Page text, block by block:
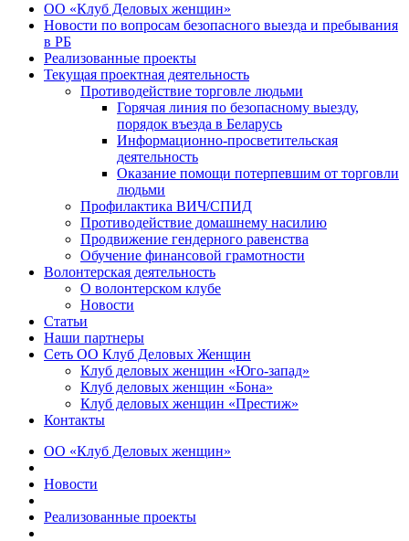
ОО «Клуб Деловых женщин»
Новости по вопросам безопасного выезда и пребывания
в РБ
Реализованные проекты
Текущая проектная деятельность
Противодействие торговле людьми
Горячая линия по безопасному выезду,
порядок въезда в Беларусь
Информационно-просветительская
деятельность
Оказание помощи потерпевшим от торговли
людьми
Профилактика ВИЧ/СПИД
Противодействие домашнему насилию
Продвижение гендерного равенства
Обучение финансовой грамотности
Волонтерская деятельность
О волонтерском клубе
Новости
Статьи
Наши партнеры
Сеть ОО Клуб Деловых Женщин
Клуб деловых женщин «Юго-запад»
Клуб деловых женщин «Бона»
Клуб деловых женщин «Престиж»
Контакты
ОО «Клуб Деловых женщин»
Новости
Реализованные проекты